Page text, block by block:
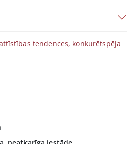
tendences, konkurētspēja